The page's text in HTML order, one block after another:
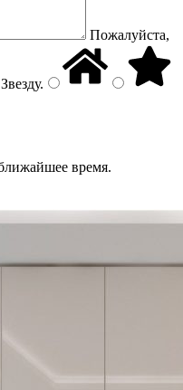
Пожалуйста,
Звезду.
время.